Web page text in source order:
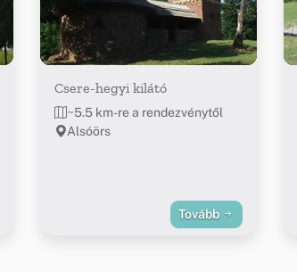
Csere-hegyi kilátó
~5.5 km-re a rendezvénytől
Alsóörs
Tovább